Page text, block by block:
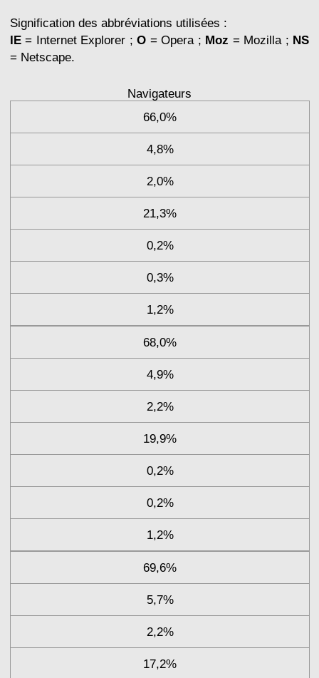
Signification des abbréviations utilisées :
IE = Internet Explorer ;O = Opera ; Moz = Mozilla ; NS
= Netscape.
Navigateurs
66,0%
4,8%
2,0%
21,3%
0,2%
0,3%
1,2%
68,0%
4,9%
2,2%
19,9%
0,2%
0,2%
1,2%
69,6%
5,7%
2,2%
17,2%